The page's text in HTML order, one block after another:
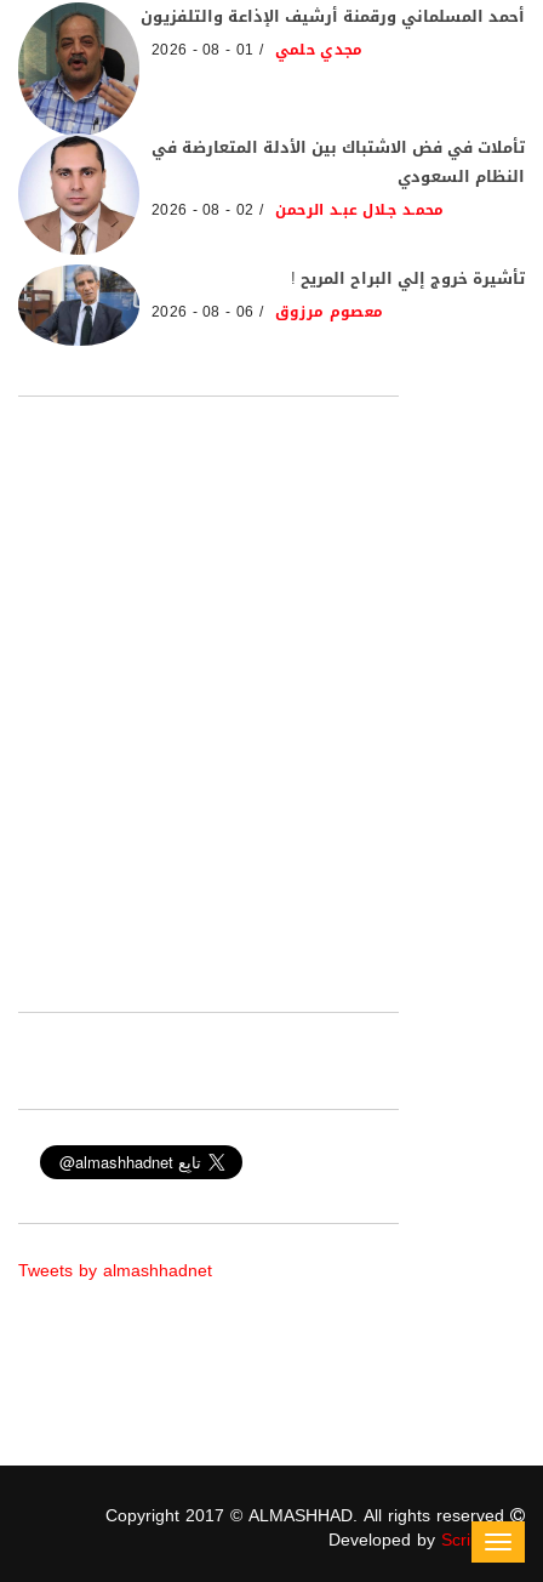
أحمد المسلماني ورقمنة أرشيف الإذاعة والتلفزيون
مجدي حلمي 01 - 08 - 2026
تأملات في فض الاشتباك بين الأدلة المتعارضة في
النظام السعودي
محمـد جـلال عبـد الرحمن 02 - 08 - 2026
تأشيرة خروج إلي البراح المريح !
معصوم مرزوق 06 - 08 - 2026
Tweets by almashhadnet
Copyright 2017 © ALMASHHAD. All rights reserved
Developed byScriptStars